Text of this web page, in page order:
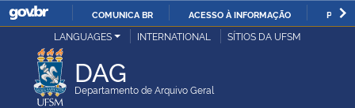
IR
COMUNICA BR ACESSO À INFORMAÇÃO
Ministério da Justiça e Segurança Pública
LANGUAGES INTERNATIONAL SÍTIOS DA UFSM
DAG
Departamento de Arquivo Geral